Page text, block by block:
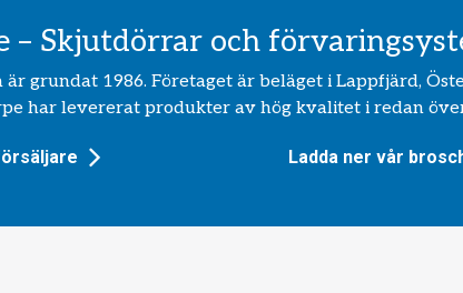
– Skjutdörrar och
grundat 1986. Företaget är beläget i Lappfjärd,
har levererat produkter av hög kvalitet i redan
Ladda ner vår